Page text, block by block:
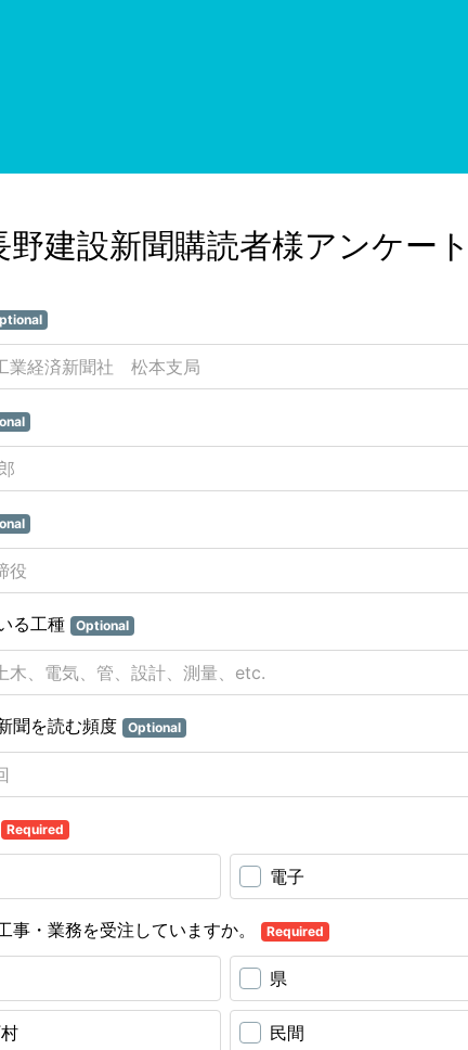
野建設新聞購読者様アンケー
る工種 Optional
聞を読む頻度 Optional
Required
電子
事・業務を受注していますか。 Required
県
民間